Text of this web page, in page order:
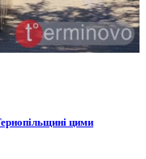
цими